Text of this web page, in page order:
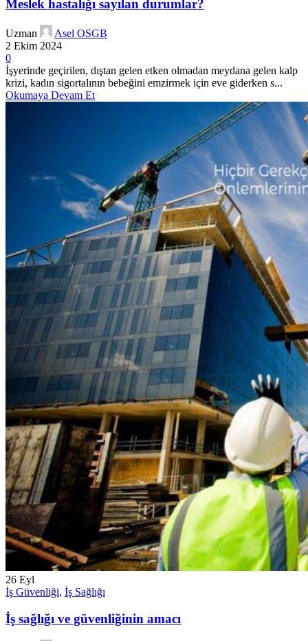
Meslek hastalığı sayılan durumlar?
Uzman
Asel OSGB
2 Ekim 2024
0
İşyerinde geçirilen, dıştan gelen etken olmadan meydana gelen kalp
krizi, kadın sigortalının bebeğini emzirmek için eve giderken s...
Okumaya Devam Et
26 Eyl
İş Güvenliği, İş Sağlığı
İş sağlığı ve güvenliğinin amacı